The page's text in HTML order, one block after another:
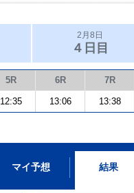
2月8日
４日目
5R 6R 7R
12:35 13:06 13:38
マイ予想 結果